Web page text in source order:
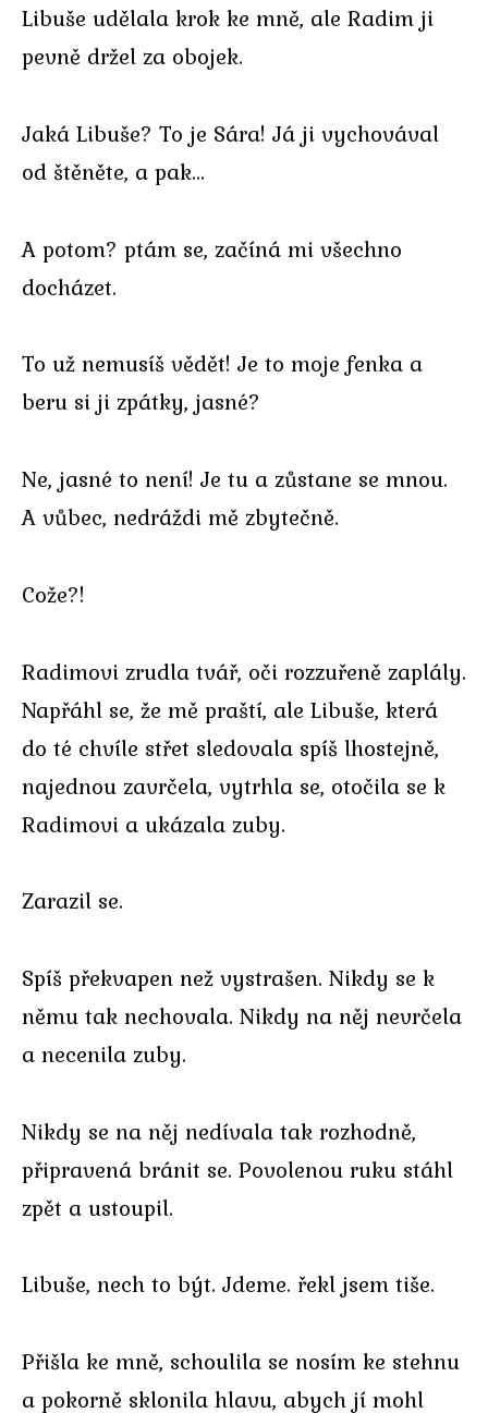
Libuše udělala krok ke mně, ale Radim ji
pevně držel za obojek.
Jaká Libuše? To je Sára! Já ji vychovával
od štěněte, a pak…
A potom? ptám se, začíná mi všechno
docházet.
To už nemusíš vědět! Je to moje fenka a
beru si ji zpátky, jasné?
Ne, jasné to není! Je tu a zůstane se mnou.
A vůbec, nedráždi mě zbytečně.
Cože?!
Radimovi zrudla tvář, oči rozzuřeně zaplály.
Napřáhl se, že mě praští, ale Libuše, která
do té chvíle střet sledovala spíš lhostejně,
najednou zavrčela, vytrhla se, otočila se k
Radimovi a ukázala zuby.
Zarazil se.
Spíš překvapen než vystrašen. Nikdy se k
němu tak nechovala. Nikdy na něj nevrčela
a necenila zuby.
Nikdy se na něj nedívala tak rozhodně,
připravená bránit se. Povolenou ruku stáhl
zpět a ustoupil.
Libuše, nech to být. Jdeme. řekl jsem tiše.
Přišla ke mně, schoulila se nosím ke stehnu
a pokorně sklonila hlavu, abych jí mohl